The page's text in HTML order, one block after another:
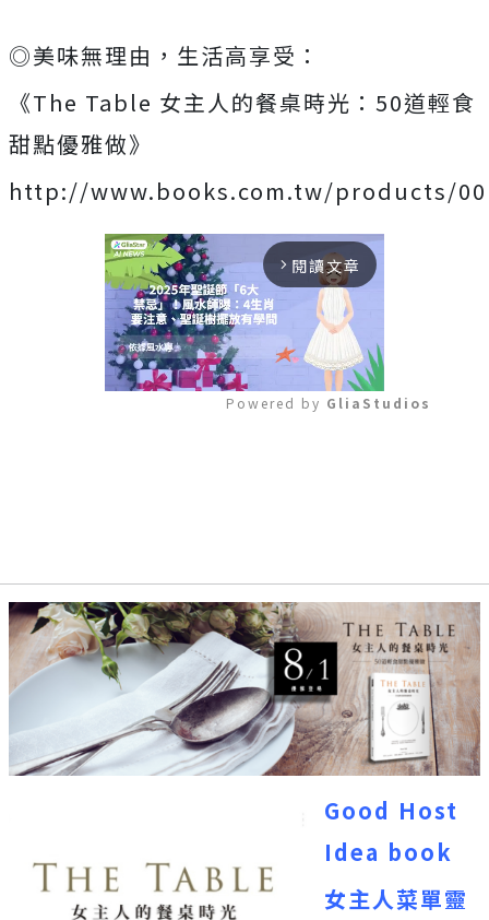
◎美味無理由，生活高享受：
《The Table 女主人的餐桌時光：50道輕食
甜點優雅做》
http://www.books.com.tw/products/
arrow_forward_ios 閱讀文章
Powered by GliaStudios
Good Host
Idea book
女主人菜單靈